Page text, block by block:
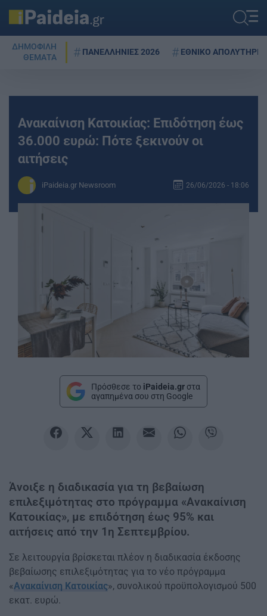
ΔΗΜΟΦΙΛΗ
ΘΕΜΑΤΑ
ΠΑΝΕΛΛΗΝΙΕΣ 2026 ΕΘΝΙΚΟ ΑΠΟΛΥΤΗΡΙΟ
Ανακαίνιση Κατοικίας: Επιδότηση έως
36.000 ευρώ: Πότε ξεκινούν οι
αιτήσεις
iPaideia.gr Newsroom 26/06/2026 - 18:06
Πρόσθεσε το iPaideia.gr στα
αγαπημένα σου στη Google
Άνοιξε η διαδικασία για τη βεβαίωση
επιλεξιμότητας στο πρόγραμμα «Ανακαίνιση
Κατοικίας», με επιδότηση έως 95% και
αιτήσεις από την 1η Σεπτεμβρίου.
Σε λειτουργία βρίσκεται πλέον η διαδικασία έκδοσης
βεβαίωσης επιλεξιμότητας για το νέο πρόγραμμα
«Ανακαίνιση Κατοικίας», συνολικού προϋπολογισμού 500
εκατ. ευρώ.